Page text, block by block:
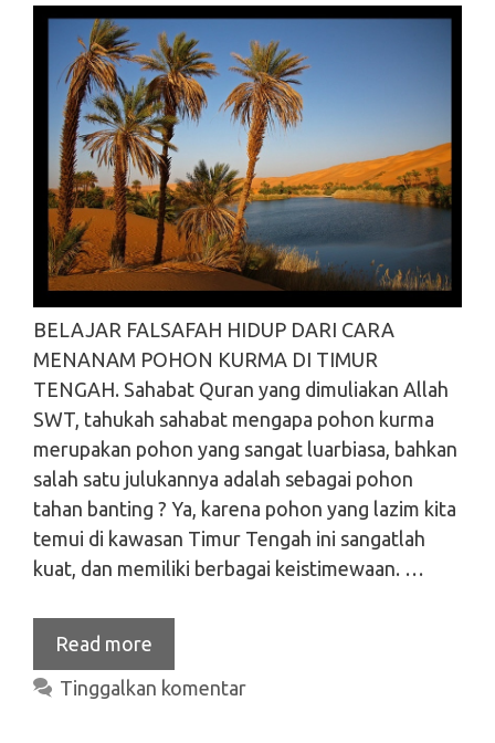
BELAJAR FALSAFAH HIDUP DARI CARA
MENANAM POHON KURMA DI TIMUR
TENGAH. Sahabat Quran yang dimuliakan Allah
SWT, tahukah sahabat mengapa pohon kurma
merupakan pohon yang sangat luarbiasa, bahkan
salah satu julukannya adalah sebagai pohon
tahan banting ? Ya, karena pohon yang lazim kita
temui di kawasan Timur Tengah ini sangatlah
kuat, dan memiliki berbagai keistimewaan. …
Read more
Tinggalkan komentar